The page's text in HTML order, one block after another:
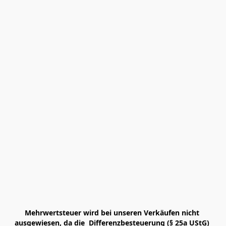
Mehrwertsteuer wird bei unseren Verkäufen nicht
ausgewiesen, da die  Differenzbesteuerung (§ 25a UStG)